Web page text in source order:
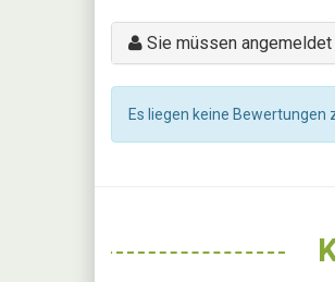
Sie müssen
Es liegen keine Bewertungen